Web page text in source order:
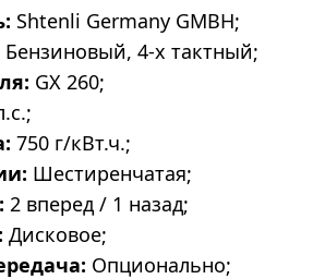
Shtenli Germany GMBH;
Бензиновый, 4-х тактный;
GX 260;
750 г/кВт.ч.;
Шестиренчатая;
2 вперед / 1 назад;
Дисковое;
Опционально;